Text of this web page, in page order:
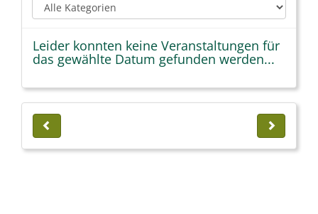
Leider konnten keine Veranstaltungen für
das gewählte Datum gefunden werden...